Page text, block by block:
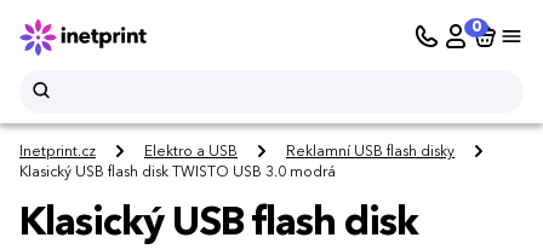
0
Inetprint.cz Elektro a USB
Reklamní USB flash disky
Klasický USB flash disk TWISTO USB 3.0 modrá
Klasický USB flash disk